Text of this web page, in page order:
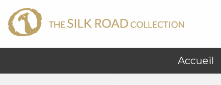
Accueil